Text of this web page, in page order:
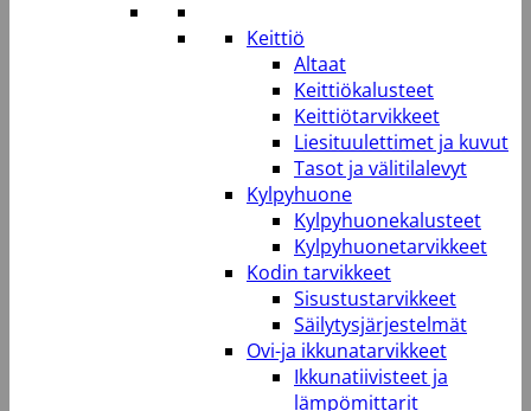
Keittiö
Altaat
Keittiökalusteet
Keittiötarvikkeet
Liesituulettimet ja kuvut
Tasot ja välitilalevyt
Kylpyhuone
Kylpyhuonekalusteet
Kylpyhuonetarvikkeet
Kodin tarvikkeet
Sisustustarvikkeet
Säilytysjärjestelmät
Ovi-ja ikkunatarvikkeet
Ikkunatiivisteet ja
lämpömittarit